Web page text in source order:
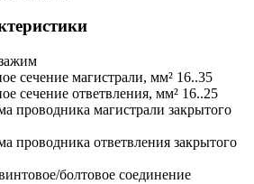
сечение магистрали, мм² 16..35
сечение ответвления, мм² 16..25
проводника магистрали закрытого
проводника ответвления закрытого
болтовое соединение